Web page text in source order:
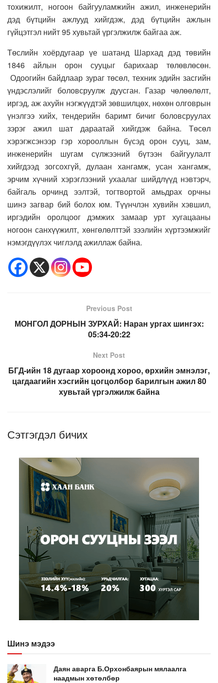
тохижилт, ногоон байгууламжийн ажил, инженерийн
дэд бүтцийн ажлууд хийгдэж, дэд бүтцийн ажлын
гүйцэтгэл нийт 95 хувьтай үргэлжилж байгаа аж.
Төслийн хоёрдугаар үе шатанд Шархад дэд төвийн
1846 айлын орон сууцыг барихаар төлөвлөсөн.
Одоогийн байдлаар зураг төсөл, техник эдийн засгийн
үндэслэлийг боловсруулж дуусган. Газар чөлөөлөлт,
иргэд, аж ахуйн нэгжүүдтэй зөвшилцөх, нөхөн олговрын
үнэлгээ хийх, тендерийн баримт бичиг боловсруулах
зэрэг ажил шат дараатай хийгдэж байна. Төсөл
хэрэгжсэнээр гэр хорооллын бүсэд орон сууц, зам,
инженерийн шугам сүлжээний бүтээн байгуулалт
хийгдээд зогсохгүй, дулаан хангамж, усан хангамж,
эрчим хүчний хэрэглээний ухаалаг шийдлүүд нэвтэрч,
байгаль орчинд ээлтэй, тогтвортой амьдрах орчны
шинэ загвар бий болох юм. Түүнчлэн хувийн хэвшил,
иргэдийн оролцоог дэмжих замаар урт хугацааны
ногоон санхүүжилт, хөнгөлөлттэй зээлийн хүртээмжийг
нэмэгдүүлэх чиглэлд ажиллаж байна.
Previous Post
МОНГОЛ ДОРНЫН ЗУРХАЙ: Наран ургах шингэх:
05:34-20:22
Next Post
БГД-ийн 18 дугаар хороонд хороо, өрхийн эмнэлэг,
цагдаагийн хэсгийн цогцолбор барилгын ажил 80
хувьтай үргэлжилж байна
Сэтгэгдэл бичих
Шинэ мэдээ
Даян аварга Б.Орхонбаярын мялаалга
наадмын хөтөлбөр